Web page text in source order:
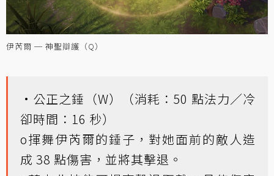
伊芮爾 ─ 神聖辯護（Q）
•公正之錘（W）（消耗：50 點法力／冷
卻時間：16 秒）
o揮舞伊芮爾的錘子，對她面前的敵人造
成 38 點傷害，並將其擊退。